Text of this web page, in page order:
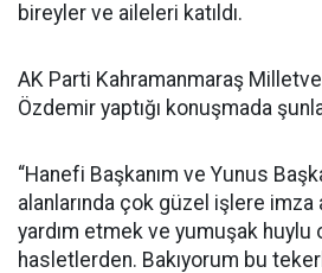
bireyler ve aileleri katıldı.
AK Parti Kahramanmaraş
Özdemir yaptığı konuşmada
“Hanefi Başkanım ve Yunus
alanlarında çok güzel işlere imza
yardım etmek ve yumuşak huylu
hasletlerden. Bakıyorum bu